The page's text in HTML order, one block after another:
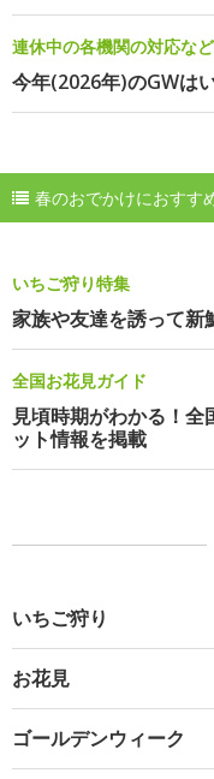
連休中の各機関の対応な
今年(2026年)のGWは
春のおでかけにおすす
いちご狩り特集
家族や友達を誘って新
全国お花見ガイド
見頃時期がわかる！
ット情報を掲載
いちご狩り
お花見
ゴールデンウィーク